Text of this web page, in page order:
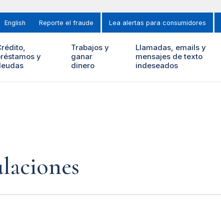
English Reporte el fraude Lea alertas para consumidores
y
Trabajos y
ganar
dinero
Llamadas, emails y
mensajes de texto
indeseados